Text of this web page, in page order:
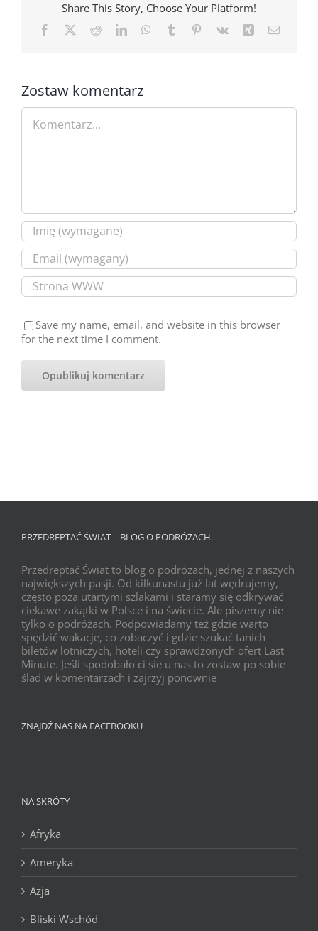
Share This Story, Choose Your Platform!
Facebook RedditLinkedInWhatsApp
Tumblr Pinterest
Vk Xing Email
Zostaw komentarz
Comment
Save my name, email, and website in this browser
for the next time I comment.
PRZEDREPTAĆ ŚWIAT – BLOG O PODRÓŻACH.
Przedreptać Świat to blog o podróżach, jednej z naszych
największych pasji. Od kilkunastu już lat wędrujemy,
często poza utartymi szlakami i staramy się odkrywać
ciekawe zakątki w Polsce i na świecie. Ale piszemy nie
tylko o podróżach. Podpowiadamy też gdzie warto
spędzić wakacje, co zobaczyć i gdzie szukać tanich
biletów lotniczych, hoteli czy sprawdzonych ofert Last
Minute. Jeśli spodobało ci się u nas to zostaw po sobie
ślad w komentarzach i zajrzyj ponownie
ZNAJDŹ NAS NA FACEBOOKU
NA SKRÓTY
Afryka
Ameryka
Azja
Bliski Wschód